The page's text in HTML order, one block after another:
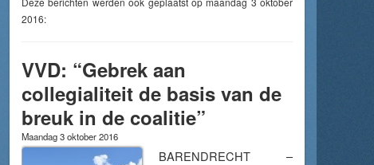
2016:
VVD: “Gebrek aan
collegialiteit de basis van de
breuk in de coalitie”
Maandag 3 oktober 2016
BARENDRECHT –